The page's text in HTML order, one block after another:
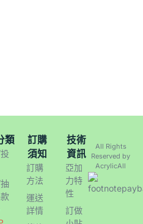
類
訂購
須知
訂購
方法
運送
詳情
技術
資訊
亞加
力特
性
訂做
All Rights
Reserved by
AcrylicAll